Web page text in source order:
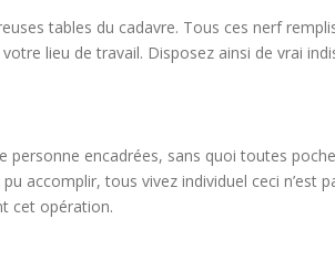
tables du cadavre. Tous ces nerf
lieu de travail. Disposez ainsi de vrai
encadrées, sans quoi toutes
tous vivez individuel ceci n’est
cet opération.